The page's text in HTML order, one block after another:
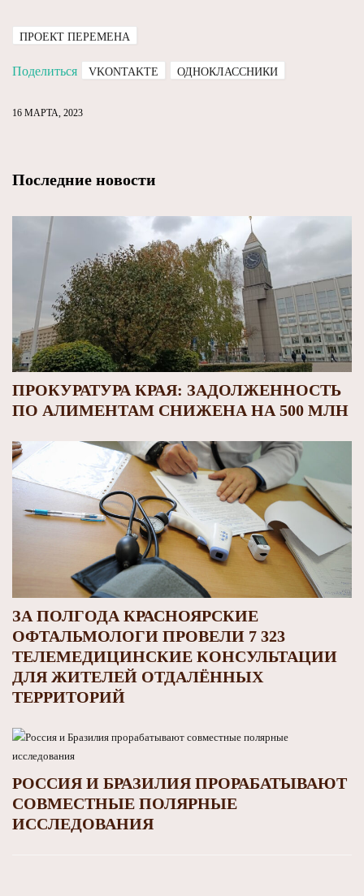
ПРОЕКТ ПЕРЕМЕНА
Поделиться VKONTAKTE ОДНОКЛАССНИКИ
16 МАРТА, 2023
Последние новости
ПРОКУРАТУРА КРАЯ: ЗАДОЛЖЕННОСТЬ
ПО АЛИМЕНТАМ СНИЖЕНА НА 500 МЛН
ЗА ПОЛГОДА КРАСНОЯРСКИЕ
ОФТАЛЬМОЛОГИ ПРОВЕЛИ 7 323
ТЕЛЕМЕДИЦИНСКИЕ КОНСУЛЬТАЦИИ
ДЛЯ ЖИТЕЛЕЙ ОТДАЛЁННЫХ
ТЕРРИТОРИЙ
РОССИЯ И БРАЗИЛИЯ ПРОРАБАТЫВАЮТ
СОВМЕСТНЫЕ ПОЛЯРНЫЕ
ИССЛЕДОВАНИЯ